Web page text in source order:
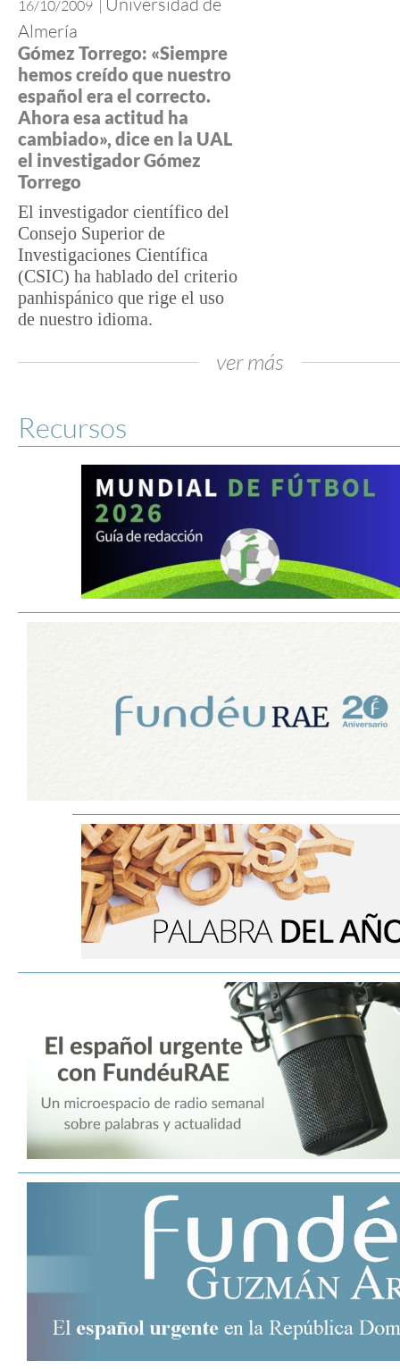
16/10/2009 |
Almería
Gómez Torrego: «Siempre
hemos creído que nuestro
español era el correcto.
Ahora esa actitud ha
cambiado», dice en la UAL
el investigador Gómez
Torrego
El investigador científico del
Consejo Superior de
Investigaciones Científica
(CSIC) ha hablado del criterio
panhispánico que rige el uso
de nuestro idioma.
ver más
Recursos